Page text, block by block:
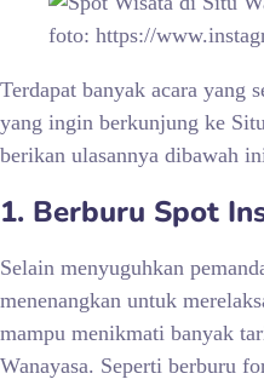
foto: https://
Terdapat banyak acara yang
yang ingin berkunjung ke
berikan ulasannya dibawah
1. Berburu Spot
Selain menyuguhkan
menenangkan untuk
mampu menikmati banyak
Wanayasa. Seperti berburu